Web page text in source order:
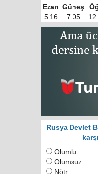
Ezan Güneş
5:16
7:05
Rusya Devlet
Olumlu
Olumsuz
Nötr